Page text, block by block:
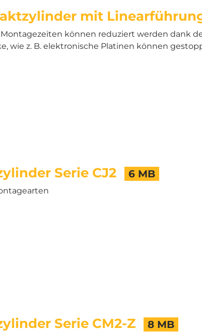
mit
können reduziert werden dank
wie z. B. elektronische Platinen können
Serie CJ2 6 MB
Serie CM2-Z 8 MB